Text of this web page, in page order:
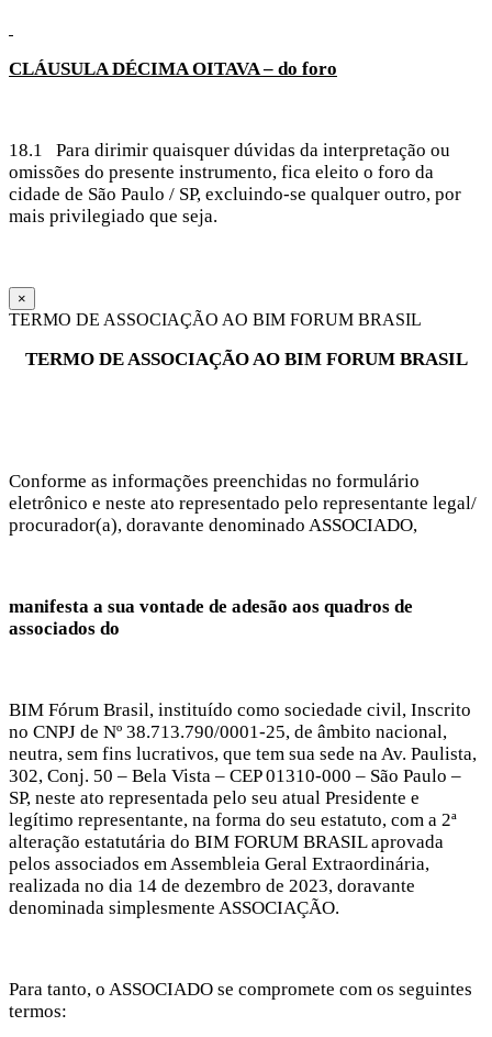
CLÁUSULADÉCIMA OITAVA – do foro
18.1 Para dirimir quaisquer dúvidas da interpretação ou
omissões do presente instrumento, fica eleito o foro da
cidade de São Paulo / SP, excluindo-se qualquer outro, por
mais privilegiado que seja.
×
TERMO DE ASSOCIAÇÃO AO BIM FORUM BRASIL
TERMO DE ASSOCIAÇÃO AO BIM FORUM BRASIL
Conforme as informações preenchidas no formulário
eletrônico e neste ato representado pelo representante legal/
procurador(a), doravante denominado ASSOCIADO,
manifesta a sua vontade de adesão aos quadros de
associados do
BIM Fórum Brasil, instituído como sociedade civil, Inscrito
no CNPJ de Nº 38.713.790/0001-25, de âmbito nacional,
neutra, sem fins lucrativos, que tem sua sede na Av. Paulista,
302, Conj. 50 – Bela Vista – CEP 01310-000 – São Paulo –
SP, neste ato representada pelo seu atual Presidente e
legítimo representante, na forma do seu estatuto, com a 2ª
alteração estatutária do BIM FORUM BRASIL aprovada
pelos associados em Assembleia Geral Extraordinária,
realizada no dia 14 de dezembro de 2023, doravante
denominada simplesmente ASSOCIAÇÃO.
Para tanto, o ASSOCIADO se compromete com os seguintes
termos: